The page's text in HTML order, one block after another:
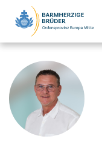
Seitenbereiche: